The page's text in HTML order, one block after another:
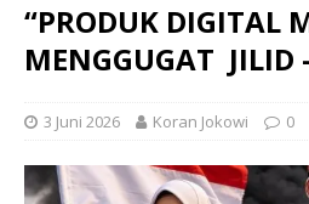
“PRODUK DIGITAL
MENGGUGAT JILID
3 Juni 2026 Koran Jokowi 0